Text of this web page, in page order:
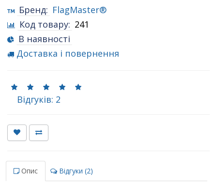
Бренд: FlagMaster®
Код товару: 241
В наявності
Доставка і повернення
Відгуків: 2
Опис Відгуки (2)